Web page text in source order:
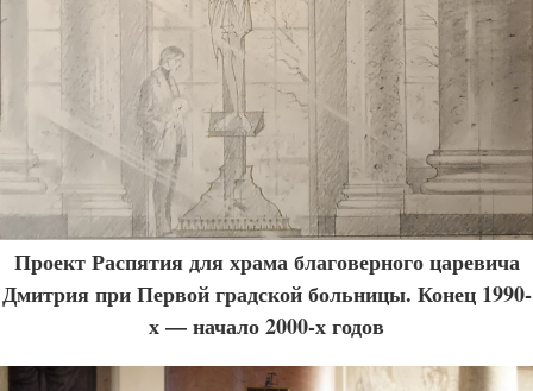
Проект Распятия для храма благоверного царевича
Дмитрия при Первой градской больницы. Конец 1990-
х — начало 2000-х годов